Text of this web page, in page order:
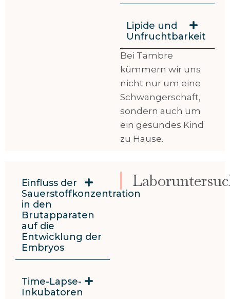
Lipide und
Unfruchtbarkeit
Bei Tambre
kümmern wir uns
nicht nur um eine
Schwangerschaft,
sondern auch um
ein gesundes Kind
zu Hause.
Einfluss der
Sauerstoffkonzentration
in den
Brutapparaten
auf die
Entwicklung der
Embryos
Time-Lapse-
Inkubatoren